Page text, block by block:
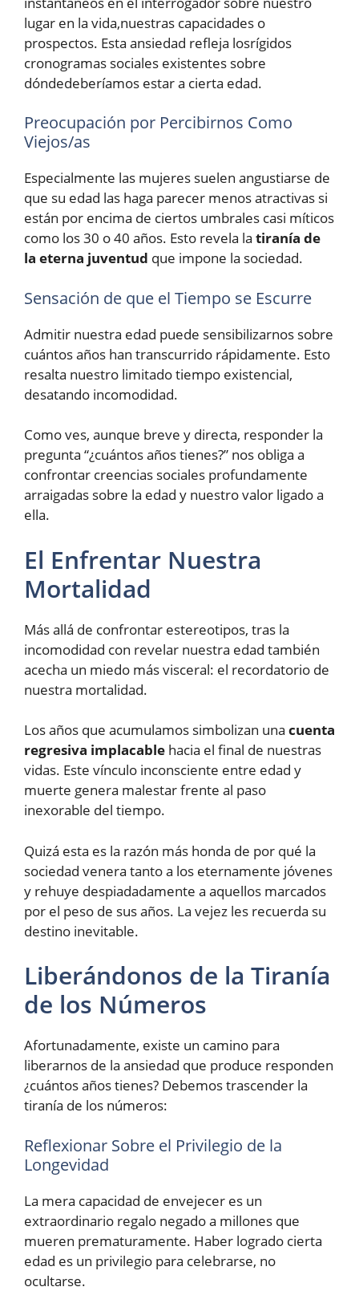
lugar en la vida,nuestras capacidades o
prospectos. Esta ansiedad refleja losrígidos
cronogramas sociales existentes sobre
dóndedeberíamos estar a cierta edad.
Preocupación por Percibirnos Como
Viejos/as
Especialmente las mujeres suelen angustiarse de
que su edad las haga parecer menos atractivas si
están por encima de ciertos umbrales casi míticos
como los 30 o 40 años. Esto revela la tiranía de
la eterna juventud que impone la sociedad.
Sensación de que el Tiempo se Escurre
Admitir nuestra edad puede sensibilizarnos sobre
cuántos años han transcurrido rápidamente. Esto
resalta nuestro limitado tiempo existencial,
desatando incomodidad.
Como ves, aunque breve y directa, responder la
pregunta “¿cuántos años tienes?” nos obliga a
confrontar creencias sociales profundamente
arraigadas sobre la edad y nuestro valor ligado a
ella.
El Enfrentar Nuestra
Mortalidad
Más allá de confrontar estereotipos, tras la
incomodidad con revelar nuestra edad también
acecha un miedo más visceral: el recordatorio de
nuestra mortalidad.
Los años que acumulamos simbolizan una cuenta
regresiva implacable hacia el final de nuestras
vidas. Este vínculo inconsciente entre edad y
muerte genera malestar frente al paso
inexorable del tiempo.
Quizá esta es la razón más honda de por qué la
sociedad venera tanto a los eternamente jóvenes
y rehuye despiadadamente a aquellos marcados
por el peso de sus años. La vejez les recuerda su
destino inevitable.
Liberándonos de la Tiranía
de los Números
Afortunadamente, existe un camino para
liberarnos de la ansiedad que produce responden
¿cuántos años tienes? Debemos trascender la
tiranía de los números:
Reflexionar Sobre el Privilegio de la
Longevidad
La mera capacidad de envejecer es un
extraordinario regalo negado a millones que
mueren prematuramente. Haber logrado cierta
edad es un privilegio para celebrarse, no
ocultarse.